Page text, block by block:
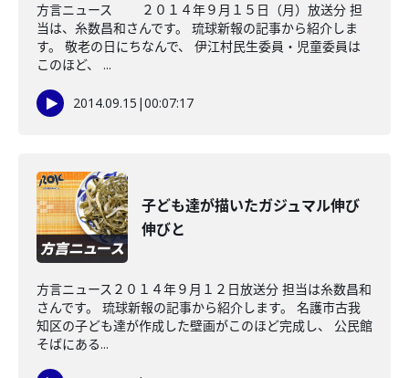
方言ニュース ２０１４年９月１５日（月）放送分 担
当は、糸数昌和さんです。 琉球新報の記事から紹介しま
す。 敬老の日にちなんで、 伊江村民生委員・児童委員は
このほど、 ...
2014.09.15 |00:07:17
子ども達が描いたガジュマル伸び
伸びと
方言ニュース２０１４年９月１２日放送分 担当は糸数昌和
さんです。 琉球新報の記事から紹介します。 名護市古我
知区の子ども達が作成した壁画がこのほど完成し、 公民館
そばにある...